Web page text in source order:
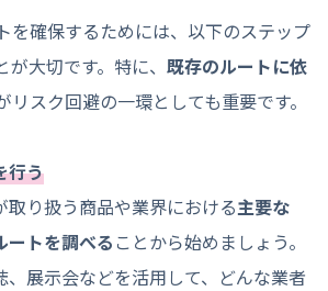
を確保するためには、以下のステップ
大切です。特に、 既存のルートに依
リスク回避の一環としても重要です。
行う
取り扱う商品や業界における主要な
ートを調べる ことから始めましょう。
、展示会などを活用して、どんな業者